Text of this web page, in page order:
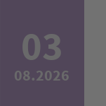
03
08.2026